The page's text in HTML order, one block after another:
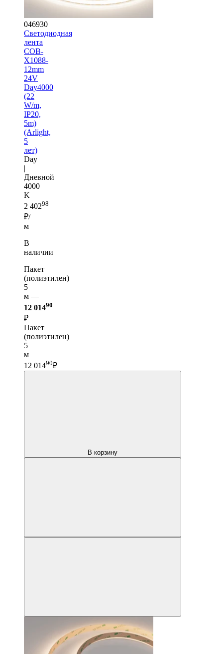
046930
Светодиодная
лента
COB-
X1088-
12mm
24V
Day4000
(22
W/m,
IP20,
5m)
(Arlight,
5
лет)
Day
|
Дневной
4000
K
2 40298
₽/
м
В
наличии
Пакет
(полиэтилен)
5
м —
12 01490
₽
Пакет
(полиэтилен)
5
м
12 01490₽
В корзину